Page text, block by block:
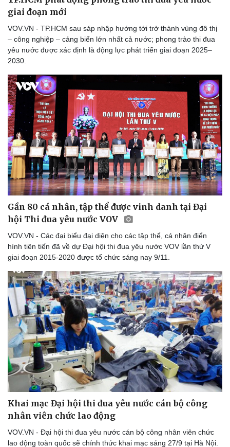
giai đoạn mới
VOV.VN - TP.HCM sau sáp nhập hướng tới trở thành vùng đô thị
– công nghiệp – cảng biển lớn nhất cả nước; phong trào thi đua
yêu nước được xác định là động lực phát triển giai đoạn 2025–
2030.
Gần 80 cá nhân, tập thể được vinh danh tại Đại
hội Thi đua yêu nước VOV
VOV.VN - Các đại biểu đại diện cho các tập thể, cá nhân điển
hình tiên tiến đã về dự Đại hội thi đua yêu nước VOV lần thứ V
giai đoạn 2015-2020 được tổ chức sáng nay 9/11.
Khai mạc Đại hội thi đua yêu nước cán bộ công
nhân viên chức lao động
VOV.VN - Đại hội thi đua yêu nước cán bộ công nhân viên chức
lao động toàn quốc sẽ chính thức khai mạc sáng 27/9 tại Hà Nội.